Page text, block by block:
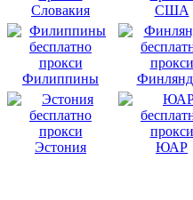
Словакия США
Филиппины
Эстония ЮАР